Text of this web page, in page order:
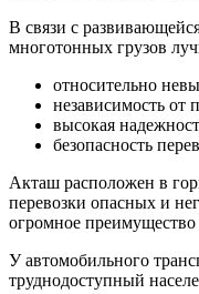
В связи с
многотонных грузов
относительно
независимость от
высокая
безопасность
Акташ расположен в
перевозки опасных и
огромное
У автомобильного
труднодоступный